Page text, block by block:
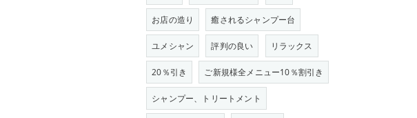
お店の造り 癒されるシャンプー台
ユメシャン 評判の良い リラックス
20％引き ご新規様全メニュー10％割引き
シャンプー、トリートメント